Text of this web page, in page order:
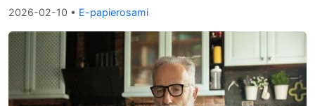
2026-02-10 • E-papierosami